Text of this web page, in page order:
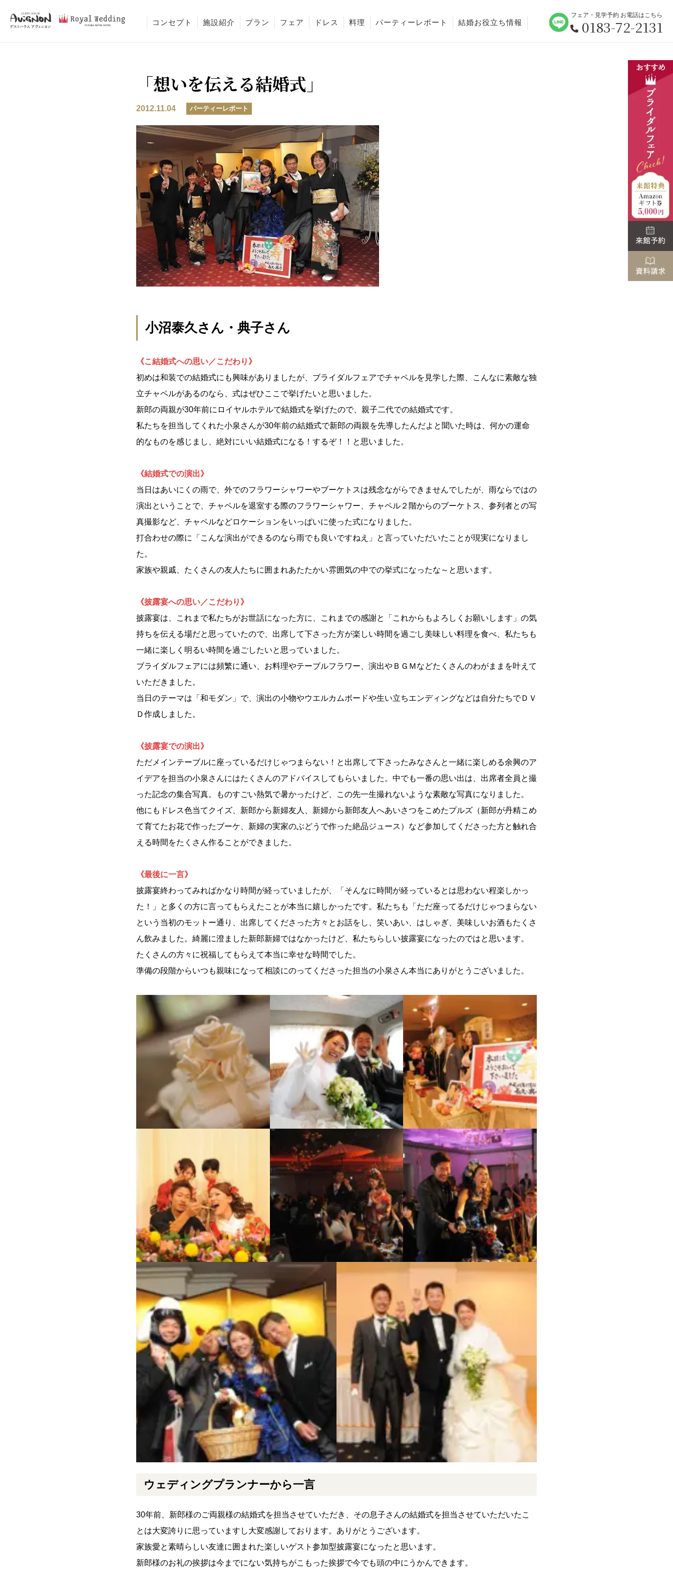
コンセプト 施設紹介 プラン フェア ドレス 料理 パーティーレポート 結婚お役立ち情報
フェア・見学予約 お電話はこちら
0183-72-2131
「想いを伝える結婚式」
2012.11.04 パーティーレポート
小沼泰久さん・典子さん
《こ結婚式への思い／こだわり 》
初めは和装での結婚式にも興味がありましたが、ブライダルフェアでチャペルを見学した際、こんなに素敵な独
立チャペルがあるのなら、式はぜひここで挙げたいと思いました。
新郎の両親が30年前にロイヤルホテルで結婚式を挙げたので、親子二代での結婚式です。
私たちを担当してくれた小泉さんが30年前の結婚式で新郎の両親を先導したんだよと聞いた時は、何かの運命
的なものを感じまし、絶対にいい結婚式になる！するぞ！！と思いました。
《結婚式での演出》
当日はあいにくの雨で、外でのフラワーシャワーやブーケトスは残念ながらできませんでしたが、雨ならではの
演出ということで、チャペルを退室する際のフラワーシャワー、チャペル２階からのブーケトス、参列者との写
真撮影など、チャペルなどロケーションをいっぱいに使った式になりました。
打合わせの際に「こんな演出ができるのなら雨でも良いですねえ」と言っていただいたことが現実になりまし
た。
家族や親戚、たくさんの友人たちに囲まれあたたかい雰囲気の中での挙式になったな～と思います。
《披露宴への思い／こだわり 》
披露宴は、これまで私たちがお世話になった方に、これまでの感謝と「これからもよろしくお願いします」の気
持ちを伝える場だと思っていたので、出席して下さった方が楽しい時間を過ごし美味しい料理を食べ、私たちも
一緒に楽しく明るい時間を過ごしたいと思っていました。
ブライダルフェアには頻繁に通い、お料理やテーブルフラワー、演出やＢＧＭなどたくさんのわがままを叶えて
いただきました。
当日のテーマは「和モダン」で、演出の小物やウエルカムボードや生い立ちエンディングなどは自分たちでＤＶ
Ｄ作成しました。
《披露宴での演出》
ただメインテーブルに座っているだけじゃつまらない！と出席して下さったみなさんと一緒に楽しめる余興のア
イデアを担当の小泉さんにはたくさんのアドバイスしてもらいました。中でも一番の思い出は、出席者全員と撮
った記念の集合写真。ものすごい熱気で暑かったけど、この先一生撮れないような素敵な写真になりました。
他にもドレス色当てクイズ、新郎から新婦友人、新婦から新郎友人へあいさつをこめたプルズ（新郎が丹精こめ
て育てたお花で作ったブーケ、新婦の実家のぶどうで作った絶品ジュース）など参加してくださった方と触れ合
える時間をたくさん作ることができました。
《最後に一言》
披露宴終わってみればかなり時間が経っていましたが、「そんなに時間が経っているとは思わない程楽しかっ
た！」と多くの方に言ってもらえたことが本当に嬉しかったです。私たちも「ただ座ってるだけじゃつまらない
という当初のモットー通り、出席してくださった方々とお話をし、笑いあい、はしゃぎ、美味しいお酒もたくさ
ん飲みました。綺麗に澄ました新郎新婦ではなかったけど、私たちらしい披露宴になったのではと思います。
たくさんの方々に祝福してもらえて本当に幸せな時間でした。
準備の段階からいつも親味になって相談にのってくださった担当の小泉さん本当にありがとうございました。
ウェディングプランナーから一言
30年前、新郎様のご両親様の結婚式を担当させていただき、その息子さんの結婚式を担当させていただいたこ
とは大変誇りに思っていますし大変感謝しております。ありがとうございます。
家族愛と素晴らしい友達に囲まれた楽しいゲスト参加型披露宴になったと思います。
新郎様のお礼の挨拶は今までにない気持ちがこもった挨拶で今でも頭の中にうかんできます。